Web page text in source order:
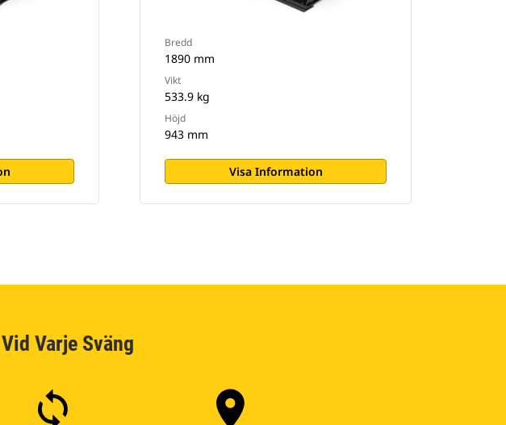
Bredd
1890 mm
Vikt
533.9 kg
Höjd
943 mm
Visa Information
Varje Sväng